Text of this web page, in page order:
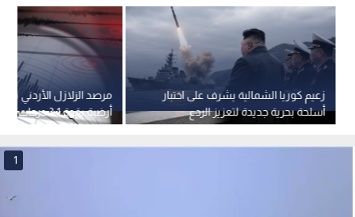
مرصد الزلازل الأردني
أرضية بقوة 3.1
طبريا
زعيم كوريا الشمالية يشرف على اختبار
أسلحة بحرية جديدة لتعزيز الردع
العسكري
1